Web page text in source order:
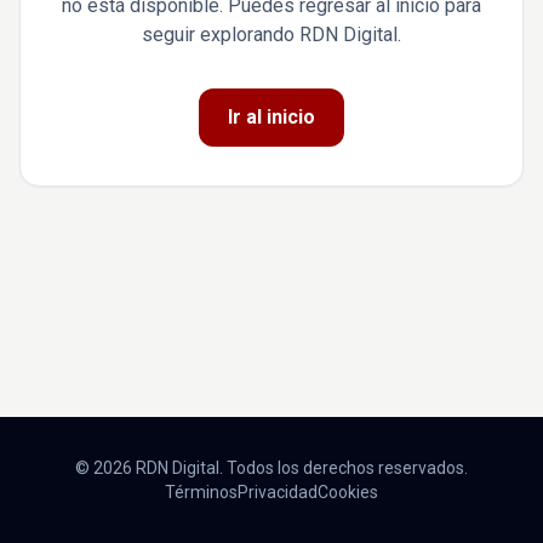
no está disponible. Puedes regresar al inicio para
seguir explorando RDN Digital.
Ir al inicio
© 2026 RDN Digital. Todos los derechos reservados.
TérminosPrivacidadCookies